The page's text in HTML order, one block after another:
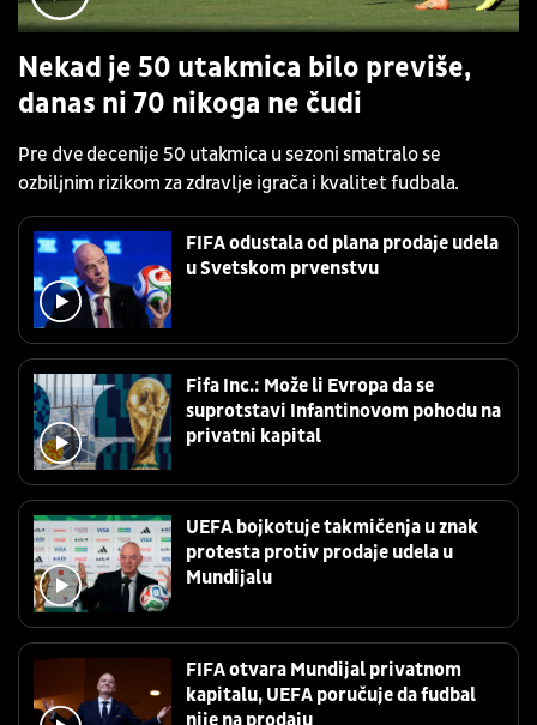
Nekad je 50 utakmica bilo previše,
danas ni 70 nikoga ne čudi
Pre dve decenije 50 utakmica u sezoni smatralo se
ozbiljnim rizikom za zdravlje igrača i kvalitet fudbala.
FIFA odustala od plana prodaje udela
u Svetskom prvenstvu
Fifa Inc.: Može li Evropa da se
suprotstavi Infantinovom pohodu na
privatni kapital
UEFA bojkotuje takmičenja u znak
protesta protiv prodaje udela u
Mundijalu
FIFA otvara Mundijal privatnom
kapitalu, UEFA poručuje da fudbal
nije na prodaju